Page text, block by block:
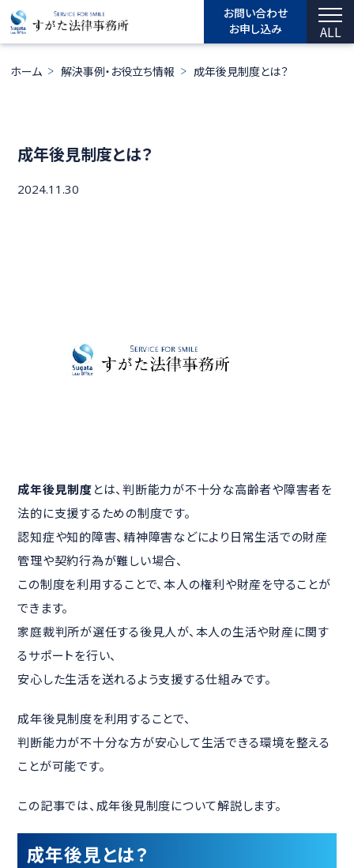
お問い合わせ
お申し込み
ALL
ホーム 解決事例・お役立ち情報 成年後見制度とは？
成年後見制度とは？
2024.11.30
成年後見制度とは、判断能力が不十分な高齢者や障害者を
法的に支援するための制度です。
認知症や知的障害、精神障害などにより日常生活での財産
管理や契約行為が難しい場合、
この制度を利用することで、本人の権利や財産を守ることが
できます。
家庭裁判所が選任する後見人が、本人の生活や財産に関す
るサポートを行い、
安心した生活を送れるよう支援する仕組みです。
成年後見制度を利用することで、
判断能力が不十分な方が安心して生活できる環境を整える
ことが可能です。
この記事では、成年後見制度について解説します。
成年後見とは？